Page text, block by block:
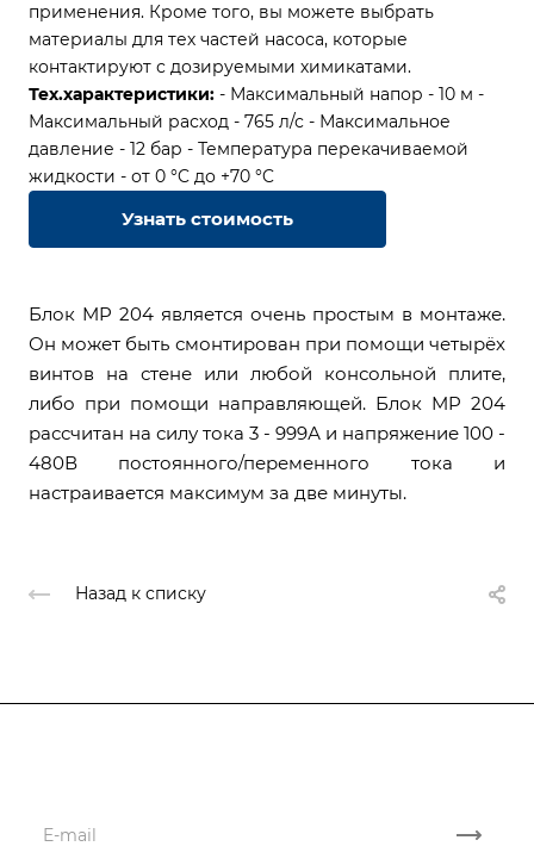
применения. Кроме того, вы можете выбрать
материалы для тех частей насоса, которые
контактируют с дозируемыми химикатами.
Тех.характеристики: - Максимальный напор - 10 м -
Максимальный расход - 765 л/с - Максимальное
давление - 12 бар - Температура перекачиваемой
жидкости - от 0 °C до +70 °C
Узнать стоимость
Блок MP 204 является очень простым в монтаже.
Он может быть смонтирован при помощи четырёх
винтов на стене или любой консольной плите,
либо при помощи направляющей. Блок MP 204
рассчитан на силу тока 3 - 999А и напряжение 100 -
480В постоянного/переменного тока и
настраивается максимум за две минуты.
Назад к списку